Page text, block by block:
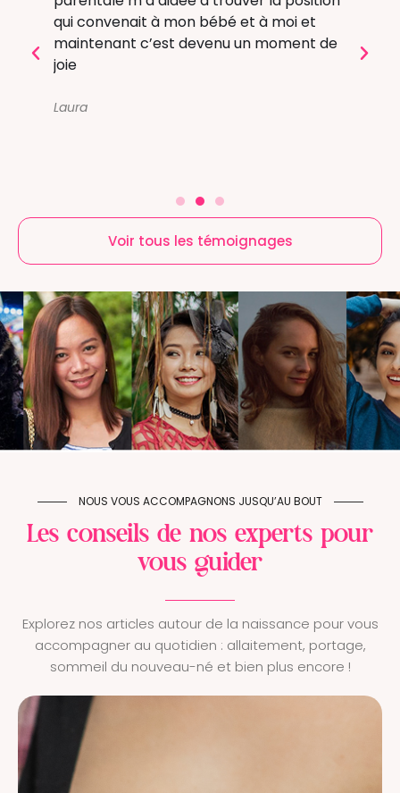
qui convenait à mon bébé et à moi et
maintenant c’est devenu un moment de
joie
Laura
un
Voir tous les témoignages
NOUS VOUS ACCOMPAGNONS JUSQU’AU BOUT
Les conseils de nos experts pour
vous guider
Explorez nos articles autour de la naissance pour vous
accompagner au quotidien : allaitement, portage,
sommeil du nouveau-né et bien plus encore !